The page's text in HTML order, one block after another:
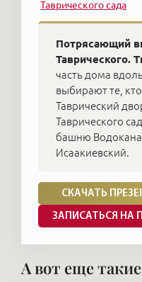
Таврического сада
Потрясающий
Таврического.
часть дома
выбирают те,
Таврический
Таврического
башню
Исаакиевский.
СКАЧАТЬ
ЗАПИСАТЬСЯ НА
А вот еще